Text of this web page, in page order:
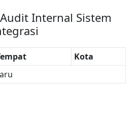
Internal Sistem
Kota